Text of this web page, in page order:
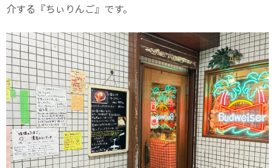
介する『ちぃりんご』です。